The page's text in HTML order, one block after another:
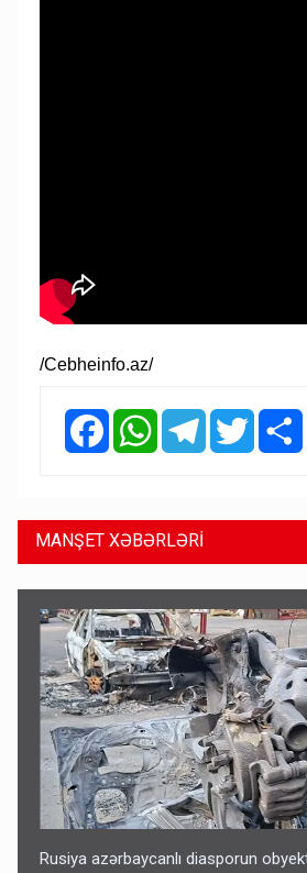
/Cebheinfo.az/
FacebookWhatsAppTelegramTwitter
MANŞET XƏBƏRLƏRİ
Rusiya azərbaycanlı diasporun